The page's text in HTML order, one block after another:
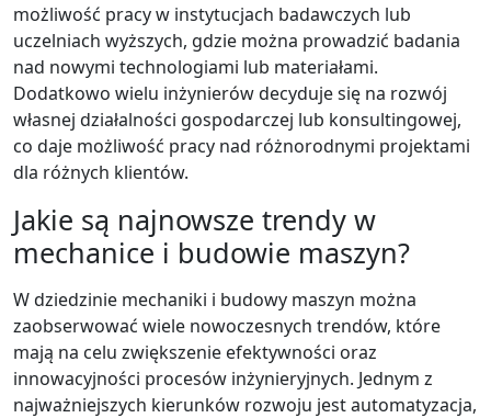
możliwość pracy w instytucjach badawczych lub
uczelniach wyższych, gdzie można prowadzić badania
nad nowymi technologiami lub materiałami.
Dodatkowo wielu inżynierów decyduje się na rozwój
własnej działalności gospodarczej lub konsultingowej,
co daje możliwość pracy nad różnorodnymi projektami
dla różnych klientów.
Jakie są najnowsze trendy w
mechanice i budowie maszyn?
W dziedzinie mechaniki i budowy maszyn można
zaobserwować wiele nowoczesnych trendów, które
mają na celu zwiększenie efektywności oraz
innowacyjności procesów inżynieryjnych. Jednym z
najważniejszych kierunków rozwoju jest automatyzacja,